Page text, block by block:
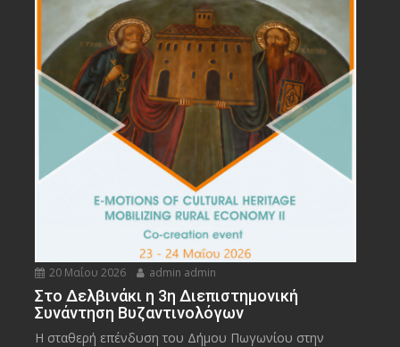
20 Μαΐου 2026 admin admin
Στο Δελβινάκι η 3η Διεπιστημονική
Συνάντηση Βυζαντινολόγων
Η σταθερή επένδυση του Δήμου Πωγωνίου στην